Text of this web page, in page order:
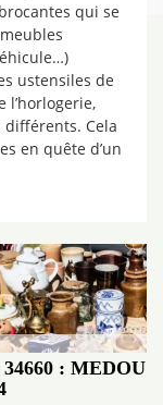
qui se
ustensiles de
l’horlogerie,
différents. Cela
en quête d’un
: MEDOU